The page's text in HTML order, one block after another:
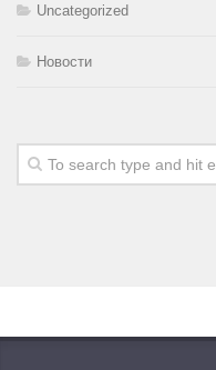
Uncategorized
Новости